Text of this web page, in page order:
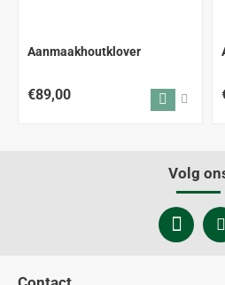
Aanmaakhoutklover
€89,00
Volg